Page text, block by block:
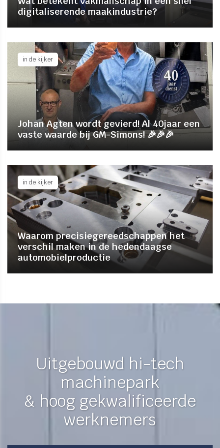
digitaliserende maakindustrie?
Johan Agten wordt gevierd! Al 40jaar een
vaste waarde bij GM-Simons! 🎉🎉🎉
in de kijker
Waarom precisiegereedschappen het
verschil maken in de hedendaagse
automobielproductie
in de kijker
Uitgebouwd hi-tech
machinepark
& hoog gekwalificeerde
werknemers